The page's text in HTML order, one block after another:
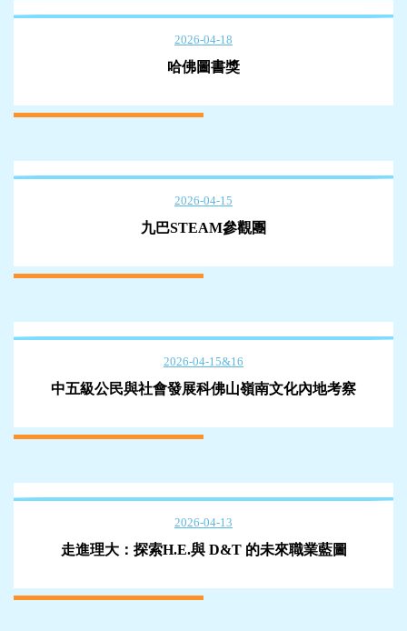
2026-04-18
哈佛圖書獎
2026-04-15
九巴STEAM參觀團
2026-04-15&16
中五級公民與社會發展科佛山嶺南文化內地考察
2026-04-13
走進理大：探索H.E.與 D&T 的未來職業藍圖